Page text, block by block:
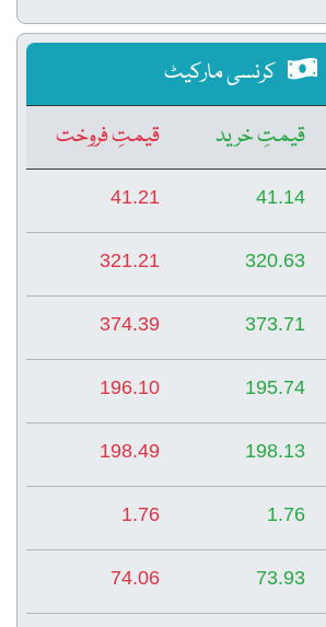
کرنسی مارکیٹ
قیمتِ خرید
قیمتِ فروخت
41.14
41.21
320.63
321.21
373.71
374.39
195.74
196.10
198.13
198.49
1.76
1.76
73.93
74.06